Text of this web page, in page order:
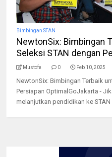
Bimbingan STAN
NewtonSix: Bimbingan
Seleksi STAN dengan
Mustofa 0 Feb 10, 2025
NewtonSix: Bimbingan Terbaik
Persiapan OptimalGoJakarta -
melanjutkan pendidikan ke STAN